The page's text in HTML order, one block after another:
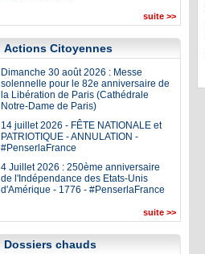
suite >>
Actions Citoyennes
Dimanche 30 août 2026 : Messe
solennelle pour le 82e anniversaire de
la Libération de Paris (Cathédrale
Notre-Dame de Paris)
14 juillet 2026 - FÊTE NATIONALE et
PATRIOTIQUE - ANNULATION -
#PenserlaFrance
4 Juillet 2026 : 250ème anniversaire
de l'Indépendance des Etats-Unis
d'Amérique - 1776 - #PenserlaFrance
suite >>
Dossiers chauds